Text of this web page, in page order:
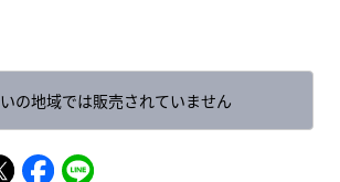
の地域では販売されていません